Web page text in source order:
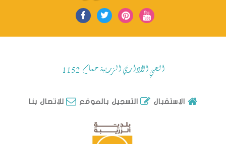
الحي الاداري الزريبة حمام 1152
الاستقبال التسجيل بالموقع